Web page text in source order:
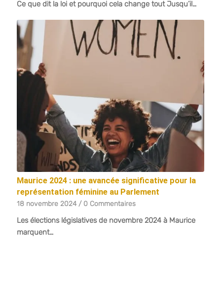
Ce que dit la loi et pourquoi cela change tout Jusqu’il…
Maurice 2024 : une avancée significative pour la
représentation féminine au Parlement
18 novembre 2024 / 0 Commentaires
Les élections législatives de novembre 2024 à Maurice
marquent…